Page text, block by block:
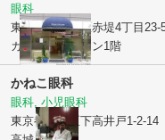
眼科
東京都世田谷区赤堤4丁目23-
カラーズガデーン1階
かねこ眼科
眼科, 小児眼科
東京都杉並区下高井戸1-2-14